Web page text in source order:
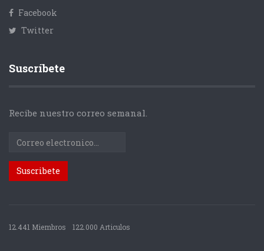
Facebook
Twitter
Suscríbete
Recibe nuestro correo semanal.
12.441 Miembros 122.000 Articulos